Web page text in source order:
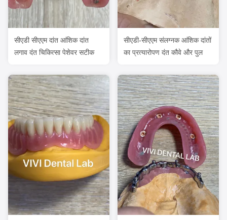
सीएडी सीएएम दांत आंशिक दांत
लगाव दंत चिकित्सा पेशेवर सटीक
सीएडी-सीएएम संलग्नक आंशिक दांतों
का प्रत्यारोपण दंत कौवे और पुल